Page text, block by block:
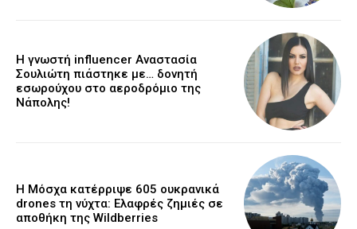
Η γνωστή influencer Αναστασία
Σουλιώτη πιάστηκε με… δονητή
εσωρούχου στο αεροδρόμιο της
Νάπολης!
Η Μόσχα κατέρριψε 605 ουκρανικά
drones τη νύχτα: Ελαφρές ζημιές σε
αποθήκη της Wildberries